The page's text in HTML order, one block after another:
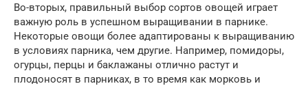
Во-вторых, правильный выбор сортов овощей играет
важную роль в успешном выращивании в парнике.
Некоторые овощи более адаптированы к выращиванию
в условиях парника, чем другие. Например, помидоры,
огурцы, перцы и баклажаны отлично растут и
плодоносят в парниках, в то время как морковь и